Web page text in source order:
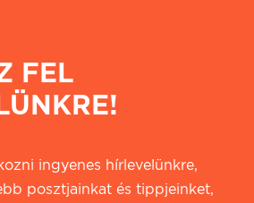
FEL
ingyenes hírlevelünkre,
posztjainkat és tippjeinket,